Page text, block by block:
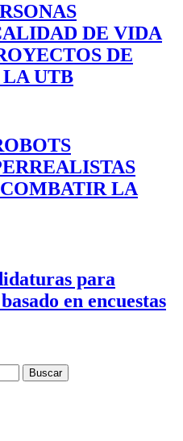
DE VIDA
DE
UTB
LA
para
en encuestas